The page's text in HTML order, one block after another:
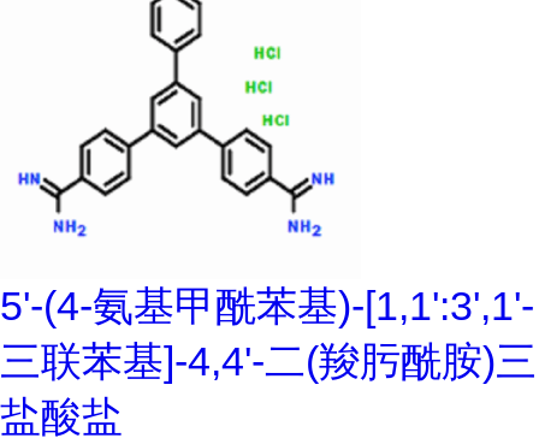
5'-(4-氨基甲酰苯基)-[1,1':3',1'-
三联苯基]-4,4'-二(羧肟酰胺)三
盐酸盐